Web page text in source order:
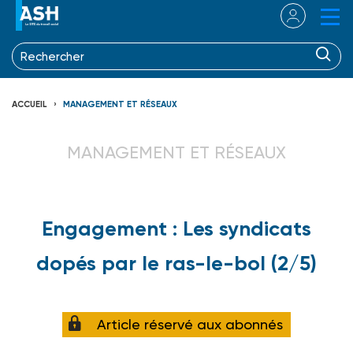
ACCUEIL MANAGEMENT ET RÉSEAUX
MANAGEMENT ET RÉSEAUX
Engagement : Les syndicats
dopés par le ras-le-bol (2/5)
Article réservé aux abonnés